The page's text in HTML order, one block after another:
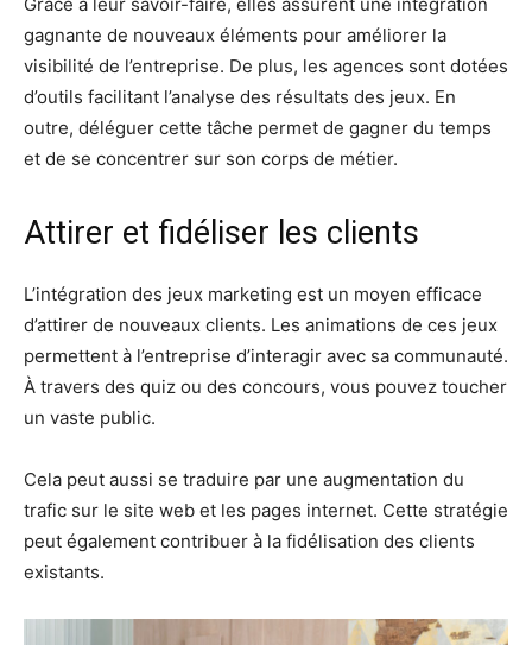
gagnante de nouveaux éléments pour améliorer la
visibilité de l’entreprise. De plus, les agences sont dotées
d’outils facilitant l’analyse des résultats des jeux. En
outre, déléguer cette tâche permet de gagner du temps
et de se concentrer sur son corps de métier.
Attirer et fidéliser les clients
L’intégration des jeux marketing est un moyen efficace
d’attirer de nouveaux clients. Les animations de ces jeux
permettent à l’entreprise d’interagir avec sa communauté.
À travers des quiz ou des concours, vous pouvez toucher
un vaste public.
Cela peut aussi se traduire par une augmentation du
trafic sur le site web et les pages internet. Cette stratégie
peut également contribuer à la fidélisation des clients
existants.